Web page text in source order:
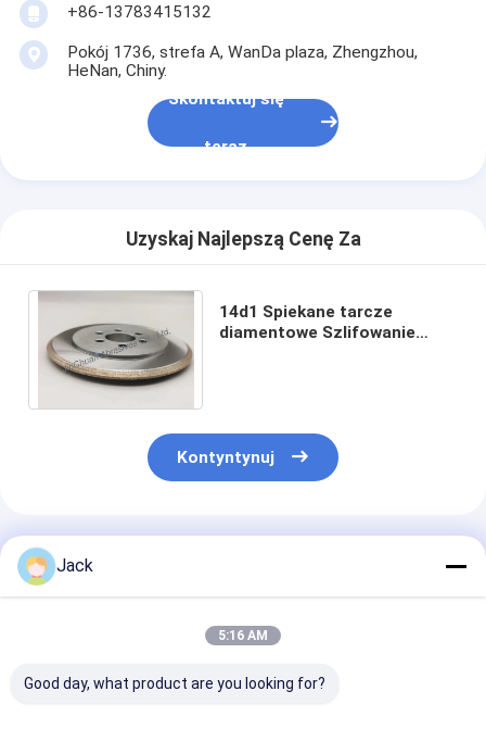
+86-13783415132
Pokój 1736, strefa A, WanDa plaza, Zhengzhou,
HeNan, Chiny.
Skontaktuj się
teraz
Uzyskaj Najlepszą Cenę Za
14d1 Spiekane tarcze
diamentowe Szlifowanie
Kontyntynuj
Polecane Produkty
Jack
5:16 AM
Good day, what product are you looking for?